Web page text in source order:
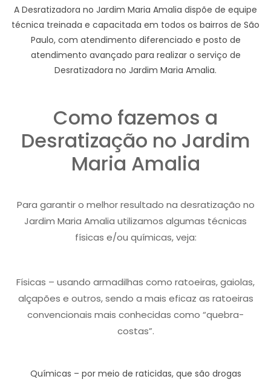
A Desratizadora no Jardim Maria Amalia dispõe de equipe
técnica treinada e capacitada em todos os bairros de São
Paulo, com atendimento diferenciado e posto de
atendimento avançado para realizar o serviço de
Desratizadora no Jardim Maria Amalia.
Como fazemos a
Desratização no Jardim
Maria Amalia
Para garantir o melhor resultado na desratização no
Jardim Maria Amalia utilizamos algumas técnicas
físicas e/ou químicas, veja:
Físicas – usando armadilhas como ratoeiras, gaiolas,
alçapões e outros, sendo a mais eficaz as ratoeiras
convencionais mais conhecidas como “quebra-
costas”.
Químicas – por meio de raticidas, que são drogas